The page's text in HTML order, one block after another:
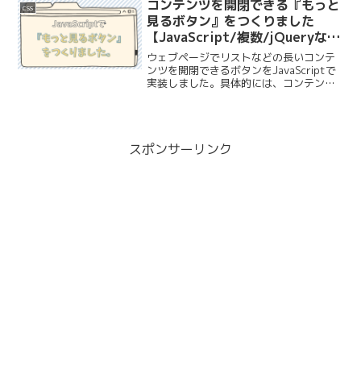
こちらです！要素は上下左右...
css
コンテンツを開閉できる『もっと
見るボタン』をつくりました
【JavaScript/複数/jQueryな
し】
ウェブページでリストなどの長いコンテ
ンツを開閉できるボタンをJavaScriptで
実装しました。具体的には、コンテンツ
スポンサーリンク